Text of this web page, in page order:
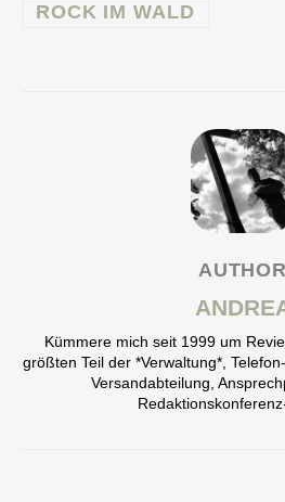
ROCK IM WALD
AUTHOR
Kümmere mich seit 1999 um
größten Teil der *Verwaltung*,
Versandabteilung,